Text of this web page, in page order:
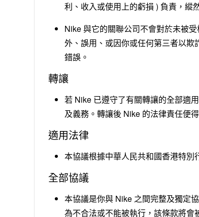
利、收入或使用上的虧損 ) 負責，縱
Nike 與它的關聯公司不會對於未被
外、誤用、或因你或任何第三者以
錯誤。
轉讓
若 Nike 已遵守了有關轉讓的全部適
及義務。轉讓後 Nike 的法律責任便
適用法律
本協議根據中華人民共和國香港特別
全部協議
本協議是你與 Nike 之間完整及獨定
為不合法或不能被執行，該條款將會